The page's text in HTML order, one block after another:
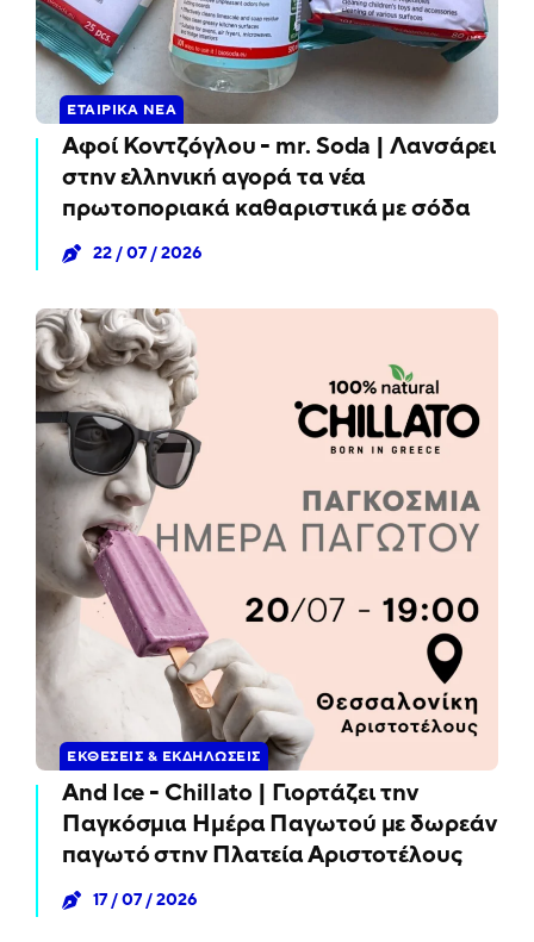
ΕΤΑΙΡΙΚΆ ΝΈΑ
Αφοί Κοντζόγλου - mr. Soda | Λανσάρει
στην ελληνική αγορά τα νέα
πρωτοποριακά καθαριστικά με σόδα
22 / 07 / 2026
ΕΚΘΈΣΕΙΣ & ΕΚΔΗΛΏΣΕΙΣ
And Ice - Chillato | Γιορτάζει την
Παγκόσμια Ημέρα Παγωτού με δωρεάν
παγωτό στην Πλατεία Αριστοτέλους
17 / 07 / 2026